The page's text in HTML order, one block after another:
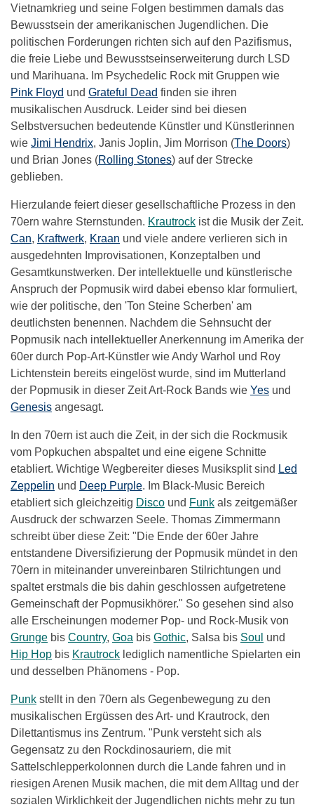
Vietnamkrieg und seine Folgen bestimmen damals das
Bewusstsein der amerikanischen Jugendlichen. Die
politischen Forderungen richten sich auf den Pazifismus,
die freie Liebe und Bewusstseinserweiterung durch LSD
und Marihuana. Im Psychedelic Rock mit Gruppen wie
Pink Floyd und Grateful Dead finden sie ihren
musikalischen Ausdruck. Leider sind bei diesen
Selbstversuchen bedeutende Künstler und Künstlerinnen
wie Jimi Hendrix, Janis Joplin, Jim Morrison (The Doors)
und Brian Jones (Rolling Stones) auf der Strecke
geblieben.
Hierzulande feiert dieser gesellschaftliche Prozess in den
70ern wahre Sternstunden. Krautrock ist die Musik der Zeit.
Can, Kraftwerk, Kraan und viele andere verlieren sich in
ausgedehnten Improvisationen, Konzeptalben und
Gesamtkunstwerken. Der intellektuelle und künstlerische
Anspruch der Popmusik wird dabei ebenso klar formuliert,
wie der politische, den 'Ton Steine Scherben' am
deutlichsten benennen. Nachdem die Sehnsucht der
Popmusik nach intellektueller Anerkennung im Amerika der
60er durch Pop-Art-Künstler wie Andy Warhol und Roy
Lichtenstein bereits eingelöst wurde, sind im Mutterland
der Popmusik in dieser Zeit Art-Rock Bands wie Yes und
Genesis angesagt.
In den 70ern ist auch die Zeit, in der sich die Rockmusik
vom Popkuchen abspaltet und eine eigene Schnitte
etabliert. Wichtige Wegbereiter dieses Musiksplit sind Led
Zeppelin und Deep Purple. Im Black-Music Bereich
etabliert sich gleichzeitig Disco und Funk als zeitgemäßer
Ausdruck der schwarzen Seele. Thomas Zimmermann
schreibt über diese Zeit: "Die Ende der 60er Jahre
entstandene Diversifizierung der Popmusik mündet in den
70ern in miteinander unvereinbaren Stilrichtungen und
spaltet erstmals die bis dahin geschlossen aufgetretene
Gemeinschaft der Popmusikhörer." So gesehen sind also
alle Erscheinungen moderner Pop- und Rock-Musik von
Grunge bis Country, Goa bis Gothic, Salsa bis Soul und
Hip Hop bis Krautrock lediglich namentliche Spielarten ein
und desselben Phänomens - Pop.
Punk stellt in den 70ern als Gegenbewegung zu den
musikalischen Ergüssen des Art- und Krautrock, den
Dilettantismus ins Zentrum. "Punk versteht sich als
Gegensatz zu den Rockdinosauriern, die mit
Sattelschlepperkolonnen durch die Lande fahren und in
riesigen Arenen Musik machen, die mit dem Alltag und der
sozialen Wirklichkeit der Jugendlichen nichts mehr zu tun